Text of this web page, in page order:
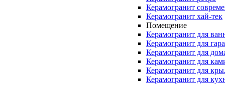
Керамогранит
Керамогранит хай-тек
Помещение
Керамогранит для
Керамогранит для
Керамогранит для
Керамогранит для
Керамогранит для
Керамогранит для